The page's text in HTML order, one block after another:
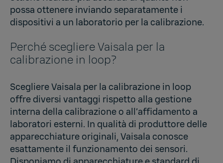
possa ottenere inviando separatamente i
dispositivi a un laboratorio per la calibrazione.
Perché scegliere Vaisala per la
calibrazione in loop?
Scegliere Vaisala per la calibrazione in loop
offre diversi vantaggi rispetto alla gestione
interna della calibrazione o all’affidamento a
laboratori esterni. In qualità di produttore delle
apparecchiature originali, Vaisala conosce
esattamente il funzionamento dei sensori.